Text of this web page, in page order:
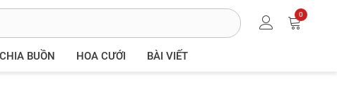
0
BUỒN HOA CƯỚI BÀI VIẾT